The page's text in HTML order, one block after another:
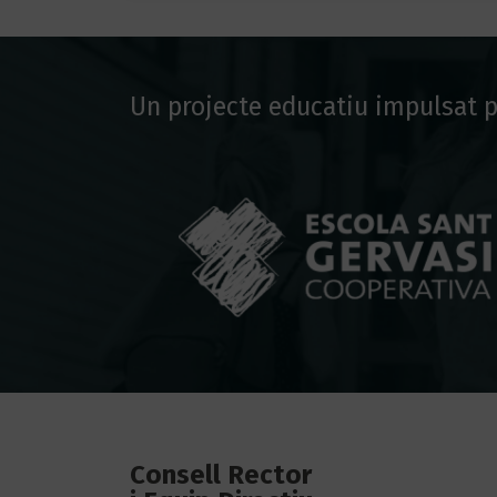
Un projecte educatiu impulsat
Consell Rector